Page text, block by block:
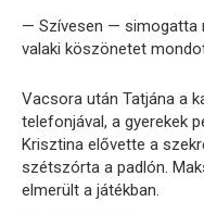
— Szívesen — simogatta
valaki köszönetet
Vacsora után Tatjána a
telefonjával, a gyerekek
Krisztina elővette a
szétszórta a padlón.
elmerült a játékban.